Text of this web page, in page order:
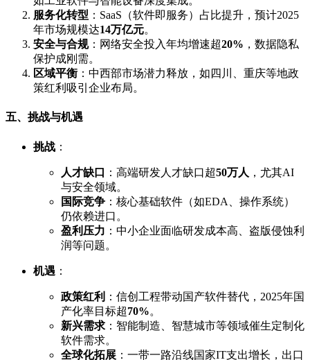
服务化转型 ：SaaS（软件即服务）占比提升，预计2025
年市场规模达14万亿元。
安全与合规：网络安全投入年均增速超20% ，数据隐私
保护成刚需。
区域平衡 ：中西部市场潜力释放，如四川、重庆等地政
策红利吸引企业布局。
五、挑战与机遇
挑战 ：
人才缺口 ：高端研发人才缺口超50万人 ，尤其AI
与安全领域。
国际竞争 ：核心基础软件（如EDA、操作系统）
仍依赖进口。
盈利压力 ：中小企业面临研发成本高、盗版侵蚀利
润等问题。
机遇 ：
政策红利 ：信创工程带动国产软件替代，2025年国
产化率目标超70%。
新兴需求 ：智能制造、智慧城市等领域催生定制化
软件需求。
全球化拓展 ：一带一路沿线国家IT支出增长，出口